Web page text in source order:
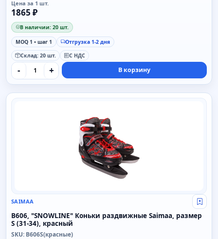
Цена за 1 шт.
1865 ₽
В наличии: 20 шт.
MOQ 1 • шаг 1
Отгрузка 1-2 дня
Склад: 20 шт.
С НДС
- + В корзину
SAIMAA
SAIMAA Свой
B606, "SNOWLINE" Коньки раздвижные Saimaa, размер
S (31-34), красный
SKU: B606S(красные)